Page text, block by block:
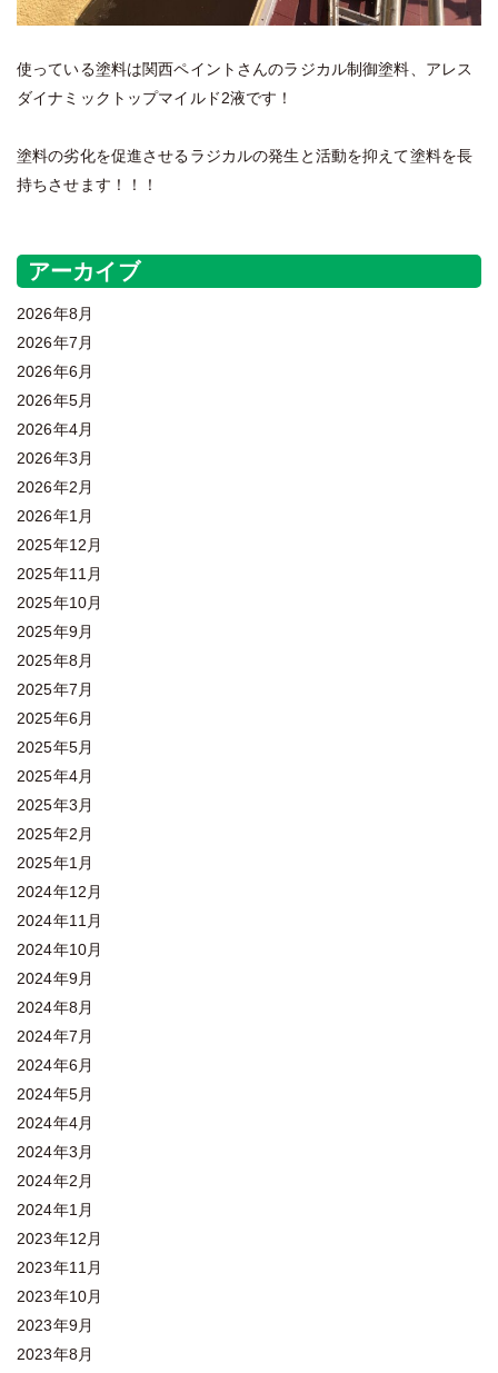
使っている塗料は関西ペイントさんのラジカル制御塗料、アレス
ダイナミックトップマイルド2液です！
塗料の劣化を促進させるラジカルの発生と活動を抑えて塗料を長
持ちさせます！！！
アーカイブ
2026年8月
2026年7月
2026年6月
2026年5月
2026年4月
2026年3月
2026年2月
2026年1月
2025年12月
2025年11月
2025年10月
2025年9月
2025年8月
2025年7月
2025年6月
2025年5月
2025年4月
2025年3月
2025年2月
2025年1月
2024年12月
2024年11月
2024年10月
2024年9月
2024年8月
2024年7月
2024年6月
2024年5月
2024年4月
2024年3月
2024年2月
2024年1月
2023年12月
2023年11月
2023年10月
2023年9月
2023年8月